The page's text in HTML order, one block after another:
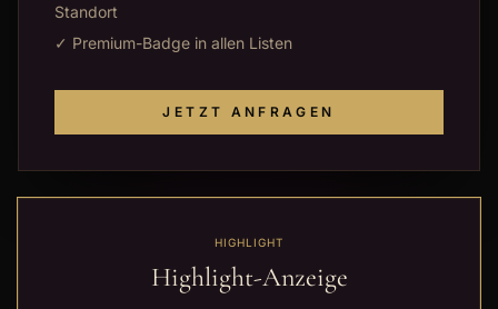
Standort
✓ Premium-Badge in allen Listen
JETZT ANFRAGEN
HIGHLIGHT
Highlight-Anzeige